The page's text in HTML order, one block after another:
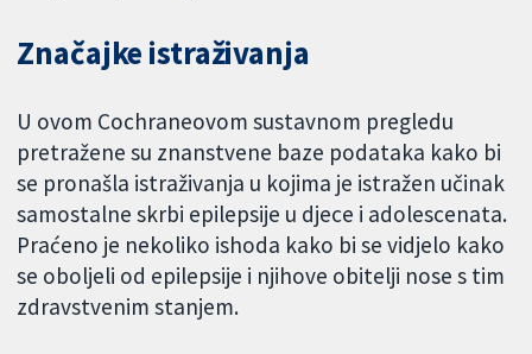
Značajke istraživanja
U ovom Cochraneovom sustavnom pregledu
pretražene su znanstvene baze podataka kako bi
se pronašla istraživanja u kojima je istražen učinak
samostalne skrbi epilepsije u djece i adolescenata.
Praćeno je nekoliko ishoda kako bi se vidjelo kako
se oboljeli od epilepsije i njihove obitelji nose s tim
zdravstvenim stanjem.